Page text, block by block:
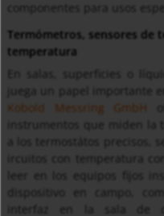
Termómetros, sensores de
temperatura
juega un papel importante
Kobold Messring GmbH
instrumentos que miden la
dispositivo en campo,